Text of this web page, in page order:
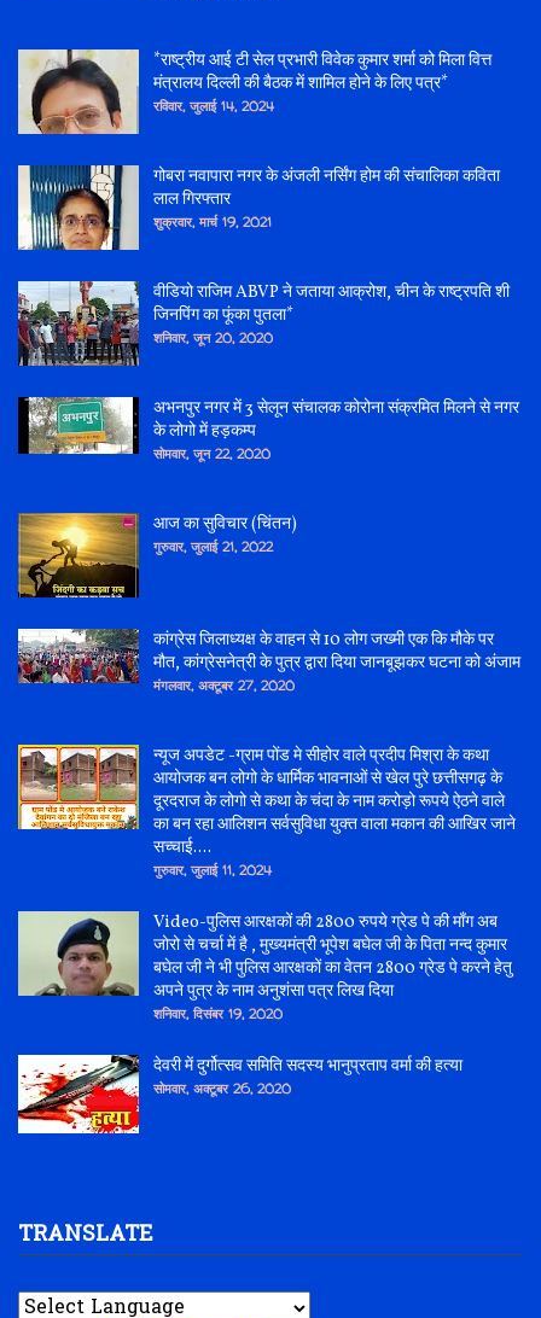
*राष्ट्रीय आई टी सेल प्रभारी विवेक कुमार शर्मा को मिला वित्त
मंत्रालय दिल्ली की बैठक में शामिल होने के लिए पत्र*
रविवार, जुलाई 14, 2024
गोबरा नवापारा नगर के अंजली नर्सिंग होम की संचालिका कविता
लाल गिरफ्तार
शुक्रवार, मार्च 19, 2021
वीडियो राजिम ABVP ने जताया आक्रोश, चीन के राष्ट्रपति शी
जिनपिंग का फूंका पुतला*
शनिवार, जून 20, 2020
अभनपुर नगर में 3 सेलून संचालक कोरोना संक्रमित मिलने से नगर
के लोगो में हड़कम्प
सोमवार, जून 22, 2020
आज का सुविचार (चिंतन)
गुरुवार, जुलाई 21, 2022
कांग्रेस जिलाध्यक्ष के वाहन से 10 लोग जख्मी एक कि मौके पर
मौत, कांग्रेसनेत्री के पुत्र द्वारा दिया जानबूझकर घटना को अंजाम
मंगलवार, अक्टूबर 27, 2020
न्यूज अपडेट -ग्राम पोंड मे सीहोर वाले प्रदीप मिश्रा के कथा
आयोजक बन लोगो के धार्मिक भावनाओं से खेल पुरे छत्तीसगढ़ के
दूरदराज के लोगो से कथा के चंदा के नाम करोड़ो रूपये ऐठने वाले
का बन रहा आलिशन सर्वसुविधा युक्त वाला मकान की आखिर जाने
सच्चाई....
गुरुवार, जुलाई 11, 2024
Video-पुलिस आरक्षकों की 2800 रुपये ग्रेड पे की माँग अब
जोरो से चर्चा में है , मुख्यमंत्री भूपेश बघेल जी के पिता नन्द कुमार
बघेल जी ने भी पुलिस आरक्षकों का वेतन 2800 ग्रेड पे करने हेतु
अपने पुत्र के नाम अनुशंसा पत्र लिख दिया
शनिवार, दिसंबर 19, 2020
देवरी में दुर्गोत्सव समिति सदस्य भानुप्रताप वर्मा की हत्या
सोमवार, अक्टूबर 26, 2020
TRANSLATE